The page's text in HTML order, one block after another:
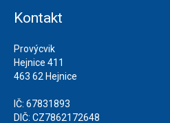
Kontakt
Provýcvik
Hejnice 411
463 62 Hejnice
IČ: 67831893
DIČ: CZ7862172648